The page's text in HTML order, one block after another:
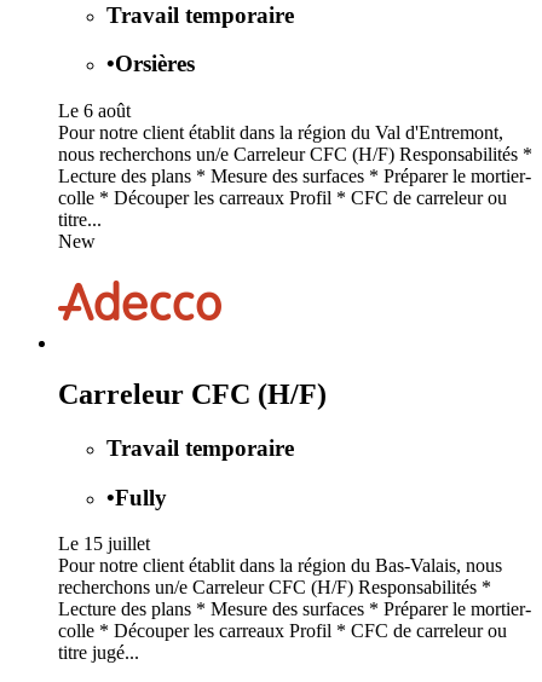
Travail temporaire
•Orsières
Le 6 août
Pour notre client établit dans la région du Val d'Entremont,
nous recherchons un/e Carreleur CFC (H/F) Responsabilités *
Lecture des plans * Mesure des surfaces * Préparer le mortier-
colle * Découper les carreaux Profil * CFC de carreleur ou
titre...
New
Carreleur CFC (H/F)
Travail temporaire
•Fully
Le 15 juillet
Pour notre client établit dans la région du Bas-Valais, nous
recherchons un/e Carreleur CFC (H/F) Responsabilités *
Lecture des plans * Mesure des surfaces * Préparer le mortier-
colle * Découper les carreaux Profil * CFC de carreleur ou
titre jugé...